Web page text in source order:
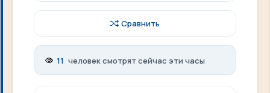
Сравнить
11 человек смотрят сейчас эти часы